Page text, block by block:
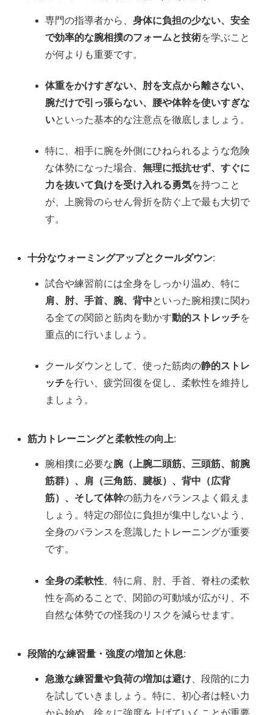
専門の指導者から、身体に負担の少ない、安全
で効率的な腕相撲のフォームと技術を学ぶこと
が何よりも重要です。
体重をかけすぎない、肘を支点から離さない、
腕だけで引っ張らない、腰や体幹を使いすぎな
いといった基本的な注意点を徹底しましょう。
特に、相手に腕を外側にひねられるような危険
な体勢になった場合、無理に抵抗せず、すぐに
力を抜いて負けを受け入れる勇気を持つこと
が、上腕骨のらせん骨折を防ぐ上で最も大切で
す。
十分なウォーミングアップとクールダウン:
試合や練習前には全身をしっかり温め、特に
肩、肘、手首、腕、背中といった腕相撲に関わ
る全ての関節と筋肉を動かす動的ストレッチを
重点的に行いましょう。
クールダウンとして、使った筋肉の静的ストレ
ッチを行い、疲労回復を促し、柔軟性を維持し
ましょう。
筋力トレーニングと柔軟性の向上:
腕相撲に必要な腕（上腕二頭筋、三頭筋、前腕
筋群）、肩（三角筋、腱板）、背中（広背
筋）、そして体幹の筋力をバランスよく鍛えま
しょう。特定の部位に負担が集中しないよう、
全身のバランスを意識したトレーニングが重要
です。
全身の柔軟性 、特に肩、肘、手首、脊柱の柔軟
性を高めることで、関節の可動域が広がり、不
自然な体勢での怪我のリスクを減らせます。
段階的な練習量・強度の増加と休息:
急激な練習量や負荷の増加は避け 、段階的に力
を試していきましょう。特に、初心者は軽い力